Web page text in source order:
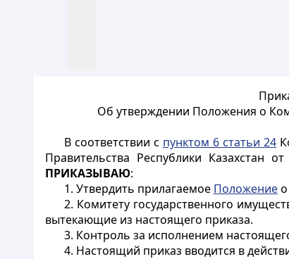
Об утверждении Положения о
В соответствии с пунктом 6 статьи 24
Правительства Республики Казахстан
ПРИКАЗЫВАЮ:
1. Утвердить прилагаемое Положениео
2. Комитету государственного
вытекающие из настоящего приказа.
3. Контроль за исполнением
4. Настоящий приказ вводится в